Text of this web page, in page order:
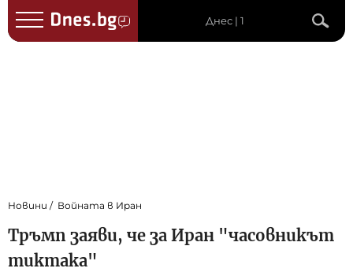
Днес | 1
Новини Войната в Иран
Тръмп заяви, че за Иран "часовникът
тиктака"